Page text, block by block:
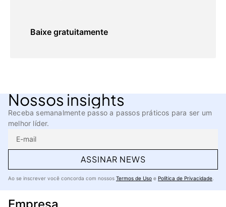
Baixe gratuitamente
Nossos insights
Receba semanalmente passo a passos práticos para ser um
melhor líder.
ASSINAR NEWS
Ao se inscrever você concorda com nossos Termos de Uso e Política de Privacidade